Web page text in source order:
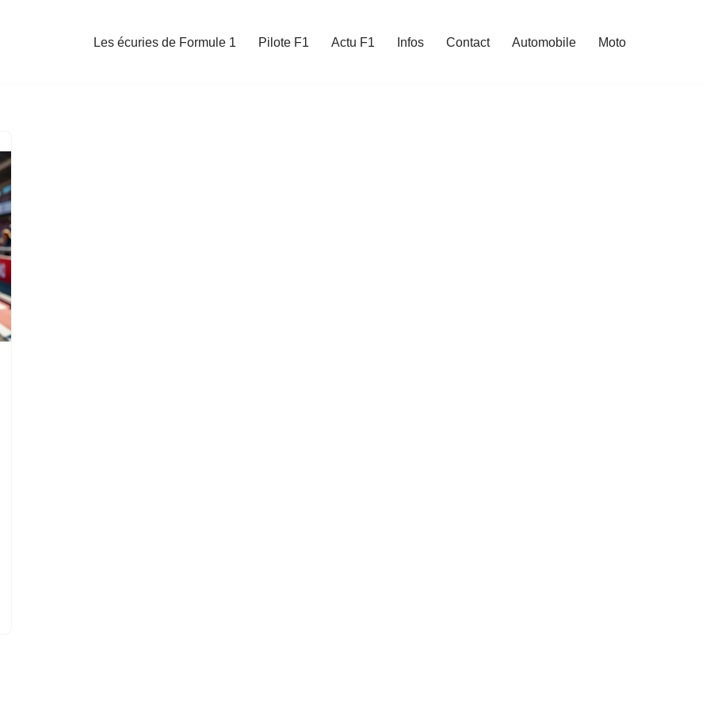
Les écuries de Formule 1 Pilote F1 Actu F1 Infos Contact Automobile Moto